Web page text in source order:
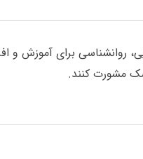
روانشناسی برای آموزش و
مشورت کنند.